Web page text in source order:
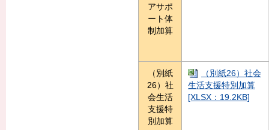
アサポ
ート体
制加算
（別紙
26）社
会生活
支援特
別加算
（別紙26）社会
生活支援特別加算
[XLSX：19.2KB]